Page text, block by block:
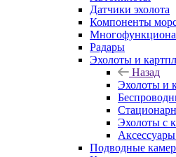
Датчики эхолота
Компоненты
Радары
Эхолоты и
Назад
Эхолоты и
Эхолоты с
Подводные